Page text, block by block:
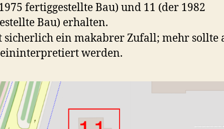
fertiggestellte Bau) und 11 (der 1982
Bau) erhalten.
sicherlich ein makabrer Zufall; mehr sollte
werden.